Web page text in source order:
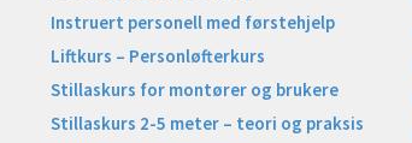
Instruert personell med førstehjelp
Liftkurs – Personløfterkurs
Stillaskurs for montører og brukere
Stillaskurs 2-5 meter – teori og praksis